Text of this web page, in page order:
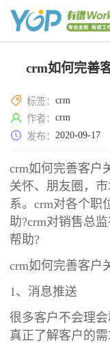
crm如何完善
标签：crm
作者：crm
发布：2020-09-17
crm如何完善客户
关怀、朋友圈，
系。crm对各个职
助?crm对销售总
帮助?
crm如何完善客户
1、消息推送
很多客户不会理
真正了解客户的